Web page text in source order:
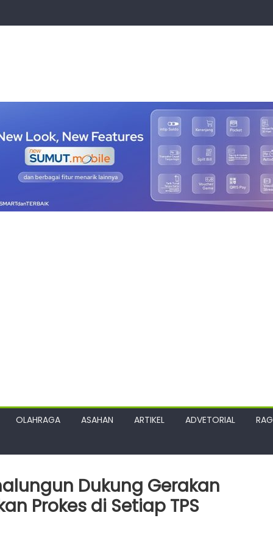
OLAHRAGA ASAHAN ARTIKEL ADVETORIAL
Dukung Gerakan
Prokes di Setiap TPS